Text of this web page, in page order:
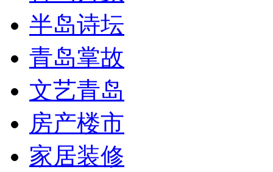
半岛诗坛
青岛掌故
文艺青岛
房产楼市
家居装修